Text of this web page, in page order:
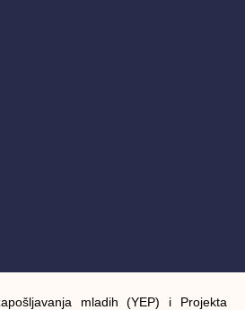
mladih (YEP) i Projekta